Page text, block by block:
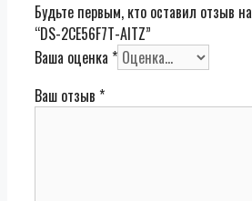
Будьте первым, кто оставил отзыв на
“DS-2CE56F7T-AITZ”
Ваша оценка *
Ваш отзыв *